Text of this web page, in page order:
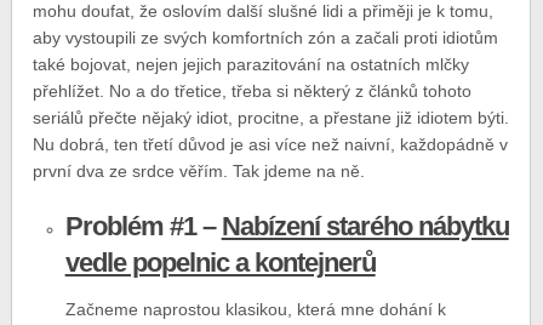
mohu doufat, že oslovím další slušné lidi a přiměji je k tomu,
aby vystoupili ze svých komfortních zón a začali proti idiotům
také bojovat, nejen jejich parazitování na ostatních mlčky
přehlížet. No a do třetice, třeba si některý z článků tohoto
seriálů přečte nějaký idiot, procitne, a přestane již idiotem býti.
Nu dobrá, ten třetí důvod je asi více než naivní, každopádně v
první dva ze srdce věřím. Tak jdeme na ně.
Problém #1 – Nabízení starého nábytku
vedle popelnic a kontejnerů
Začneme naprostou klasikou, která mne dohání k